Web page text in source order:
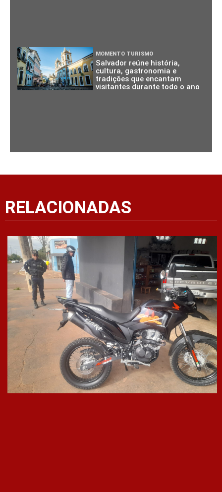
MOMENTO TURISMO
Salvador reúne história,
cultura, gastronomia e
tradições que encantam
visitantes durante todo o ano
RELACIONADAS